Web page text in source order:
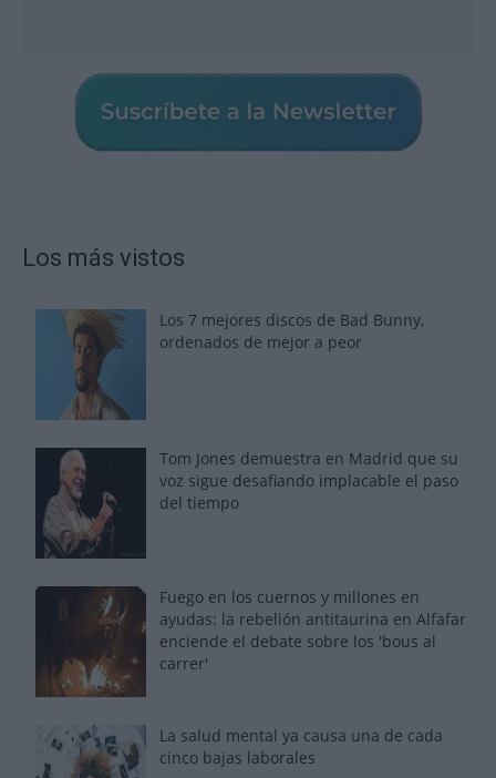
Los más vistos
Los 7 mejores discos de Bad Bunny,
ordenados de mejor a peor
Tom Jones demuestra en Madrid que su
voz sigue desafiando implacable el paso
del tiempo
Fuego en los cuernos y millones en
ayudas: la rebelión antitaurina en Alfafar
enciende el debate sobre los 'bous al
carrer'
La salud mental ya causa una de cada
cinco bajas laborales